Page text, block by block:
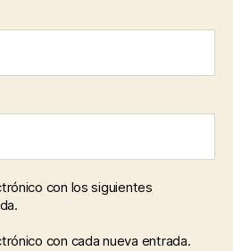
con los siguientes
con cada nueva entrada.